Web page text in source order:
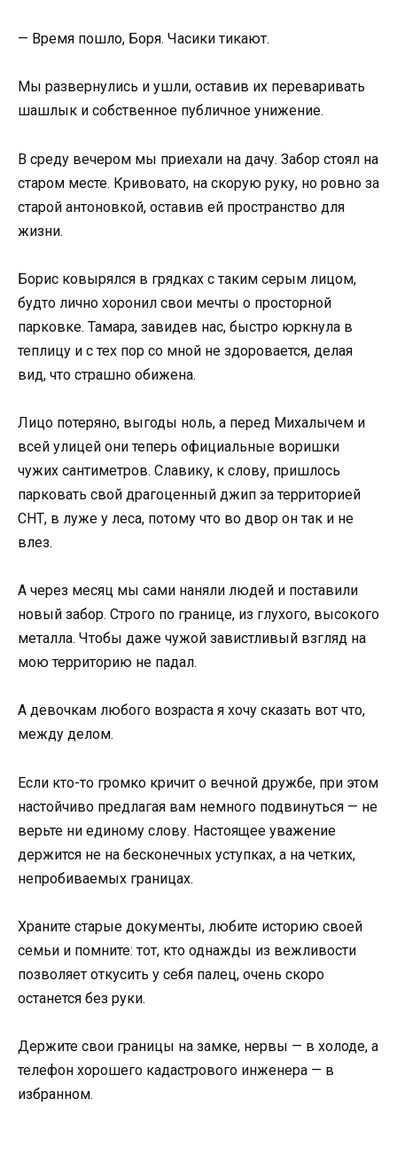
— Время пошло, Боря. Часики тикают.
Мы развернулись и ушли, оставив их переваривать
шашлык и собственное публичное унижение.
В среду вечером мы приехали на дачу. Забор стоял на
старом месте. Кривовато, на скорую руку, но ровно за
старой антоновкой, оставив ей пространство для
жизни.
Борис ковырялся в грядках с таким серым лицом,
будто лично хоронил свои мечты о просторной
парковке. Тамара, завидев нас, быстро юркнула в
теплицу и с тех пор со мной не здоровается, делая
вид, что страшно обижена.
Лицо потеряно, выгоды ноль, а перед Михалычем и
всей улицей они теперь официальные воришки
чужих сантиметров. Славику, к слову, пришлось
парковать свой драгоценный джип за территорией
СНТ, в луже у леса, потому что во двор он так и не
влез.
А через месяц мы сами наняли людей и поставили
новый забор. Строго по границе, из глухого, высокого
металла. Чтобы даже чужой завистливый взгляд на
мою территорию не падал.
А девочкам любого возраста я хочу сказать вот что,
между делом.
Если кто-то громко кричит о вечной дружбе, при этом
настойчиво предлагая вам немного подвинуться — не
верьте ни единому слову. Настоящее уважение
держится не на бесконечных уступках, а на четких,
непробиваемых границах.
Храните старые документы, любите историю своей
семьи и помните: тот, кто однажды из вежливости
позволяет откусить у себя палец, очень скоро
останется без руки.
Держите свои границы на замке, нервы — в холоде, а
телефон хорошего кадастрового инженера — в
избранном.